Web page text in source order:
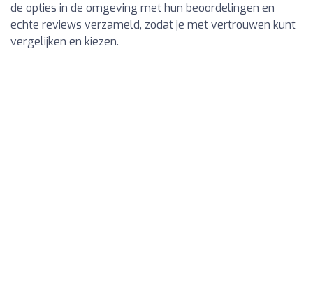
de opties in de omgeving met hun beoordelingen en
echte reviews verzameld, zodat je met vertrouwen kunt
vergelijken en kiezen.